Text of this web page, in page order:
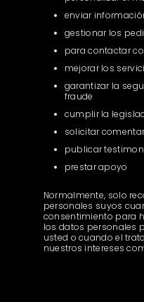
enviar
gestionar los
para contactar
mejorar los
garantizar la
fraude
cumplir la
solicitar
publicar
prestar apoyo
Normalmente, solo
personales suyos
consentimiento para
los datos personales
usted o cuando el
nuestros intereses